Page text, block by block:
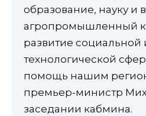
образование, науку и в
агропромышленный
развитие социальной
технологической
помощь нашим
премьер-министр
заседании кабмина.